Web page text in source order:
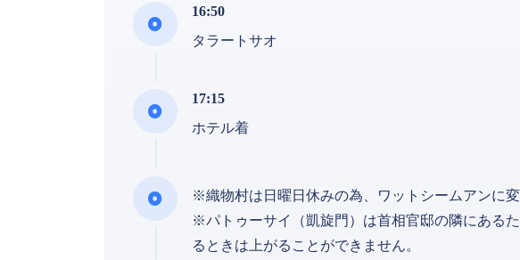
16:50
タラートサオ
17:15
ホテル着
※織物村は日曜日休みの為、ワットシームアンに変
※パトゥーサイ（凱旋門）は首相官邸の隣にある
るときは上がることができません。